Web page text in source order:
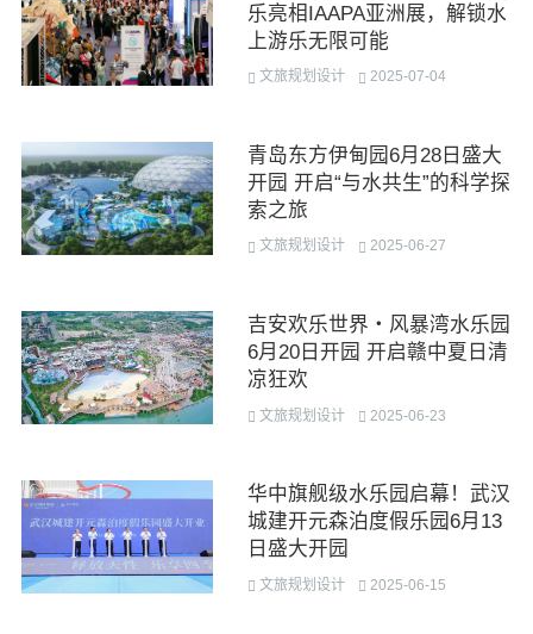
乐亮相IAAPA亚洲展，解锁水
上游乐无限可能
文旅规划设计 2025-07-04
青岛东方伊甸园6月28日盛大
开园 开启“与水共生”的科学探
索之旅
文旅规划设计 2025-06-27
吉安欢乐世界・风暴湾水乐园
6月20日开园 开启赣中夏日清
凉狂欢
文旅规划设计 2025-06-23
华中旗舰级水乐园启幕！武汉
城建开元森泊度假乐园6月13
日盛大开园
文旅规划设计 2025-06-15